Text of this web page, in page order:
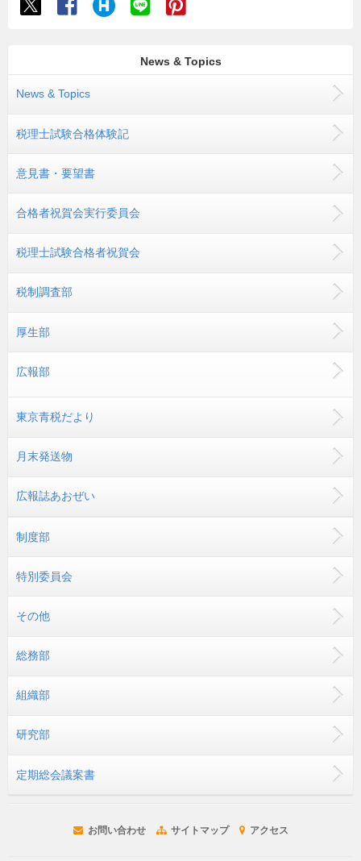
News & Topics
News & Topics
税理士試験合格体験記
意見書・要望書
合格者祝賀会実行委員会
税理士試験合格者祝賀会
税制調査部
厚生部
広報部
東京青税だより
月末発送物
広報誌あおぜい
制度部
特別委員会
その他
総務部
組織部
研究部
定期総会議案書
お問い合わせ サイトマップ アクセス